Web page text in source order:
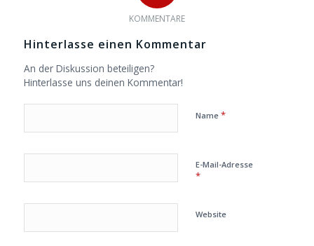
KOMMENTARE
Hinterlasse einen Kommentar
An der Diskussion beteiligen?
Hinterlasse uns deinen Kommentar!
Name *
E-Mail-Adresse
*
Website